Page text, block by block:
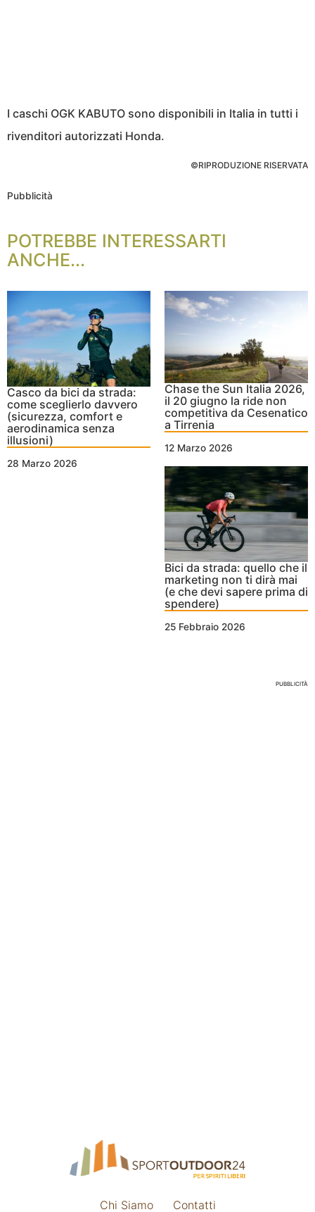
I caschi OGK KABUTO sono disponibili in Italia in tutti i
rivenditori autorizzati Honda.
©RIPRODUZIONE RISERVATA
Pubblicità
POTREBBE INTERESSARTI
ANCHE...
Casco da bici da strada:
come sceglierlo davvero
(sicurezza, comfort e
aerodinamica senza
illusioni)
28 Marzo 2026
Chase the Sun Italia 2026,
il 20 giugno la ride non
competitiva da Cesenatico
a Tirrenia
12 Marzo 2026
Bici da strada: quello che il
marketing non ti dirà mai
(e che devi sapere prima di
spendere)
25 Febbraio 2026
PUBBLICITÀ
Chi Siamo Contatti